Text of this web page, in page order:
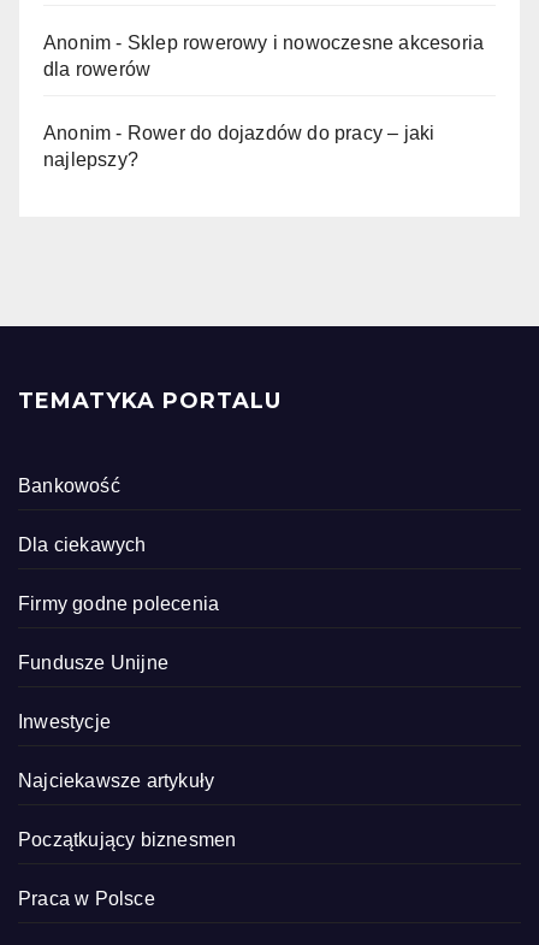
Anonim - Sklep rowerowy i nowoczesne akcesoria
dla rowerów
Anonim - Rower do dojazdów do pracy – jaki
najlepszy?
TEMATYKA PORTALU
Bankowość
Dla ciekawych
Firmy godne polecenia
Fundusze Unijne
Inwestycje
Najciekawsze artykuły
Początkujący biznesmen
Praca w Polsce